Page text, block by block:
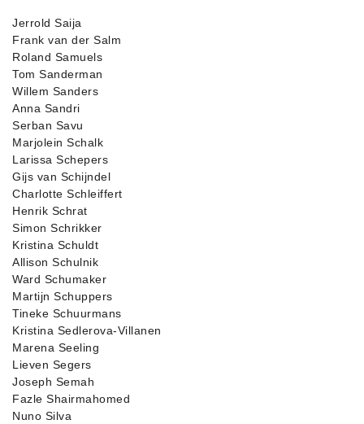
Jerrold Saija
Frank van der Salm
Roland Samuels
Tom Sanderman
Willem Sanders
Anna Sandri
Serban Savu
Marjolein Schalk
Larissa Schepers
Gijs van Schijndel
Charlotte Schleiffert
Henrik Schrat
Simon Schrikker
Kristina Schuldt
Allison Schulnik
Ward Schumaker
Martijn Schuppers
Tineke Schuurmans
Kristina Sedlerova-Villanen
Marena Seeling
Lieven Segers
Joseph Semah
Fazle Shairmahomed
Nuno Silva